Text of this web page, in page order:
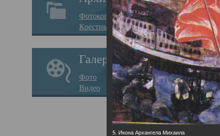
Фотокопии дел
Крестные ходы
Галерея
Фото
Видео
5. Икона Архангела Михаила